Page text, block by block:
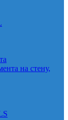
на стену,